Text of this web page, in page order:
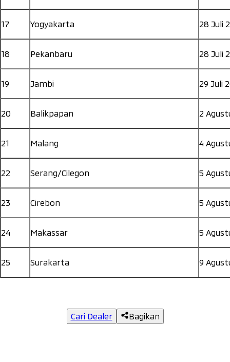
17 Yogyakarta 28 Juli
18 Pekanbaru 28 Juli
19 Jambi 29 Juli
20 Balikpapan 2
21 Malang 4
22 Serang/Cilegon 5
23 Cirebon 5
24 Makassar 5
25 Surakarta 9
Cari Dealer Bagikan